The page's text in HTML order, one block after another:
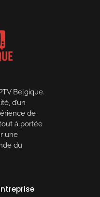
Belgique.
d’un
de
à portée
une
du